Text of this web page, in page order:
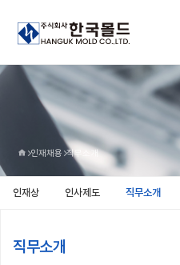
인재채용 직무소개
인재상 인사제도 직무소개
직무소개